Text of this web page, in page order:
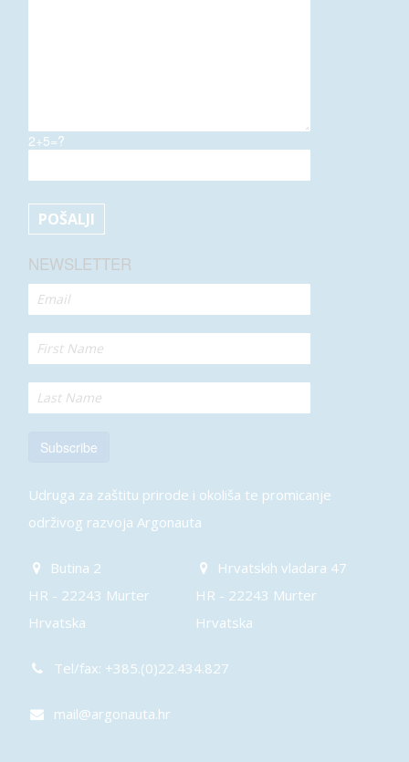
2+5=?
NEWSLETTER
Subscribe
Udruga za zaštitu prirode i okoliša te promicanje
održivog razvoja Argonauta
Butina 2
HR - 22243 Murter
Hrvatska
Hrvatskih vladara 47
HR - 22243 Murter
Hrvatska
Tel/fax: +385.(0)22.434.827
mail@argonauta.hr